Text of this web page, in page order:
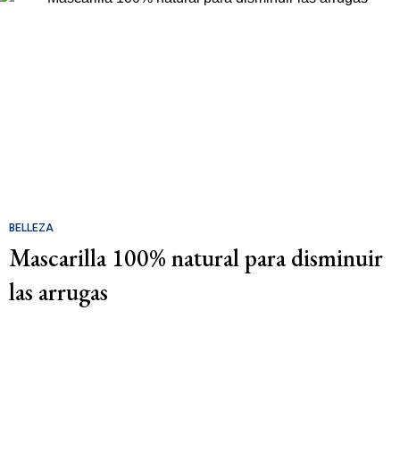
BELLEZA
Mascarilla 100% natural para disminuir
las arrugas